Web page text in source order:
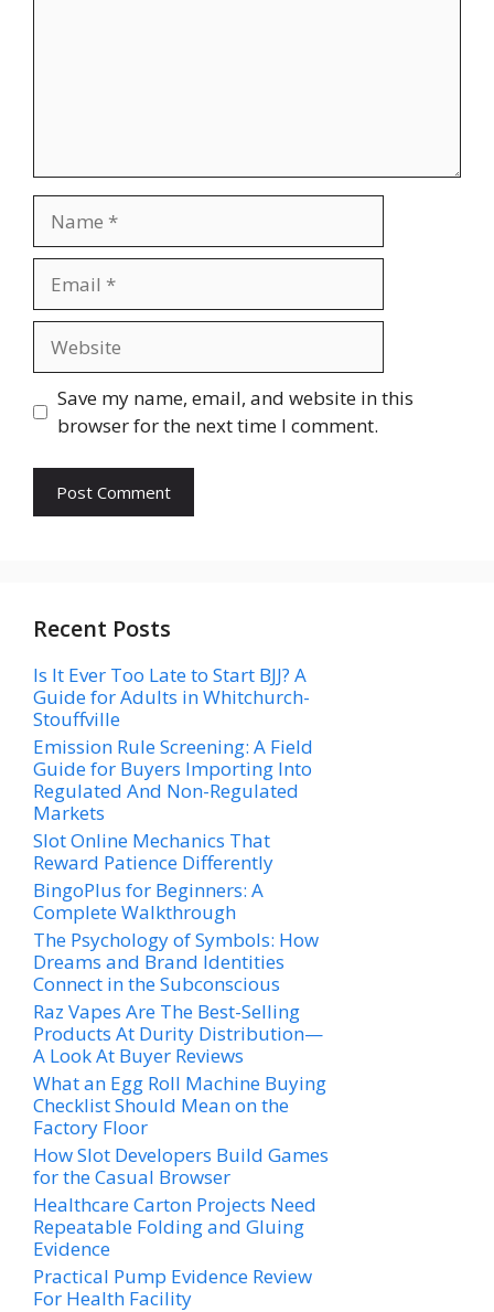
Save my name, email, and website in this
browser for the next time I comment.
Recent Posts
Is It Ever Too Late to Start BJJ? A
Guide for Adults in Whitchurch-
Stouffville
Emission Rule Screening: A Field
Guide for Buyers Importing Into
Regulated And Non-Regulated
Markets
Slot Online Mechanics That
Reward Patience Differently
BingoPlus for Beginners: A
Complete Walkthrough
The Psychology of Symbols: How
Dreams and Brand Identities
Connect in the Subconscious
Raz Vapes Are The Best-Selling
Products At Durity Distribution—
A Look At Buyer Reviews
What an Egg Roll Machine Buying
Checklist Should Mean on the
Factory Floor
How Slot Developers Build Games
for the Casual Browser
Healthcare Carton Projects Need
Repeatable Folding and Gluing
Evidence
Practical Pump Evidence Review
For Health Facility